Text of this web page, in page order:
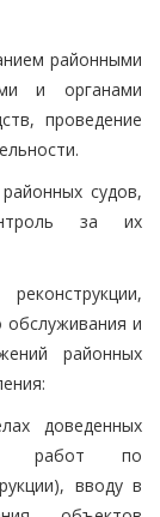
районными
и органами
проведение
судов,
за их
обслуживания и
районных
доведенных
работ по
вводу в